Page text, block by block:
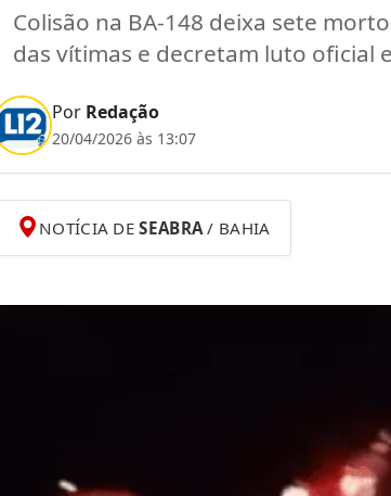
Colisão na BA-148 deixa sete
das vítimas e decretam luto oficial
Por Redação
20/04/2026 às 13:07
NOTÍCIA DESEABRA / BAHIA